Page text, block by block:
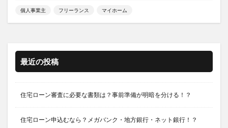
個人事業主 フリーランス マイホーム
最近の投稿
住宅ローン審査に必要な書類は？事前準備が明暗を分ける！？
住宅ローン申込むなら？メガバンク・地方銀行・ネット銀行！？